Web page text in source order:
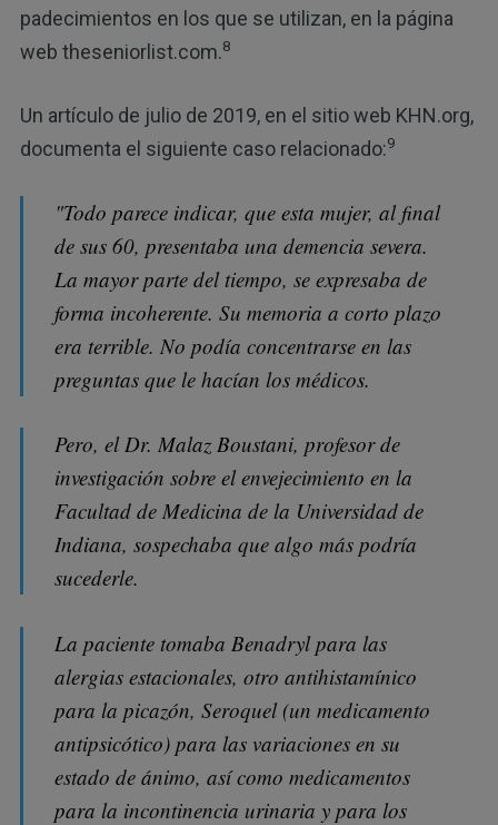
padecimientos en los que se utilizan, en la página
web theseniorlist.com.8
Un artículo de julio de 2019, en el sitio web KHN.org,
documenta el siguiente caso relacionado:9
"Todo parece indicar, que esta mujer, al final
de sus 60, presentaba una demencia severa.
La mayor parte del tiempo, se expresaba de
forma incoherente. Su memoria a corto plazo
era terrible. No podía concentrarse en las
preguntas que le hacían los médicos.
Pero, el Dr. Malaz Boustani, profesor de
investigación sobre el envejecimiento en la
Facultad de Medicina de la Universidad de
Indiana, sospechaba que algo más podría
sucederle.
La paciente tomaba Benadryl para las
alergias estacionales, otro antihistamínico
para la picazón, Seroquel (un medicamento
antipsicótico) para las variaciones en su
estado de ánimo, así como medicamentos
para la incontinencia urinaria y para los